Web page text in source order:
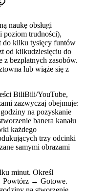
naukę obsługi
poziom trudności),
do kilku tysięcy funtów
od kilkudziesięciu do
bezpłatnych zasobów.
lub wiąże się z
BiliBili/YouTube,
zazwyczaj obejmuje:
na pozyskanie
banera kanału
każdego
trzy odcinki
samymi obrazami
minut. Określ
→ Gotowe.